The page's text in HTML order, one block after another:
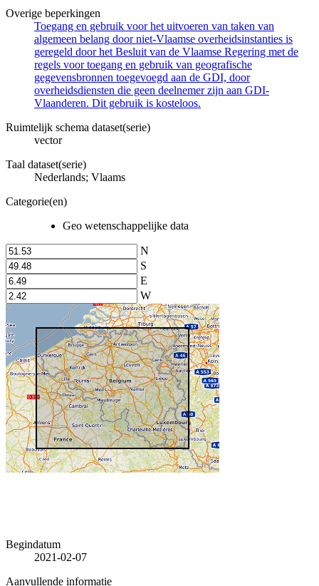
Overige beperkingen
Toegang en gebruik voor het uitvoeren van taken van
algemeen belang door niet-Vlaamse overheidsinstanties is
geregeld door het Besluit van de Vlaamse Regering met de
regels voor toegang en gebruik van geografische
gegevensbronnen toegevoegd aan de GDI, door
overheidsdiensten die geen deelnemer zijn aan GDI-
Vlaanderen. Dit gebruik is kosteloos.
Ruimtelijk schema dataset(serie)
vector
Taal dataset(serie)
Nederlands; Vlaams
Categorie(en)
Geo wetenschappelijke data
N
S
E
W
Begindatum
2021-02-07
Aanvullende informatie